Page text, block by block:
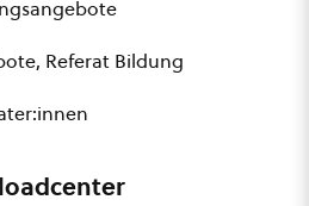
Referat Bildung